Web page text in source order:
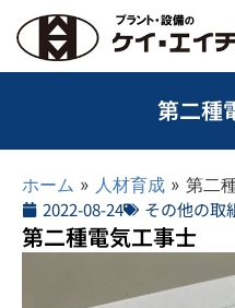
第二種
ホーム » 人材育成 » 第二
2022-08-24 その他の取
第二種電気工事士